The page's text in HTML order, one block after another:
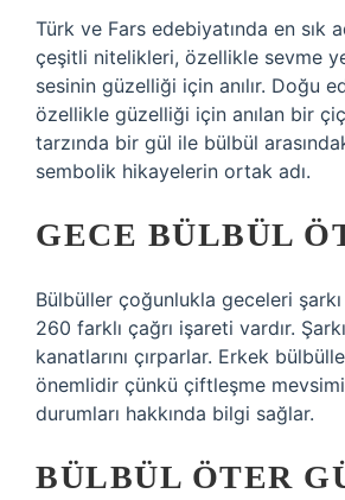
Türk ve Fars edebiyatında en sık
çeşitli nitelikleri, özellikle sevme
sesinin güzelliği için anılır. Doğu
özellikle güzelliği için anılan bir
tarzında bir gül ile bülbül
sembolik hikayelerin ortak adı.
GECE BÜLBÜL
Bülbüller çoğunlukla geceleri
260 farklı çağrı işareti vardır.
kanatlarını çırparlar. Erkek
önemlidir çünkü çiftleşme
durumları hakkında bilgi sağlar.
BÜLBÜL ÖTER